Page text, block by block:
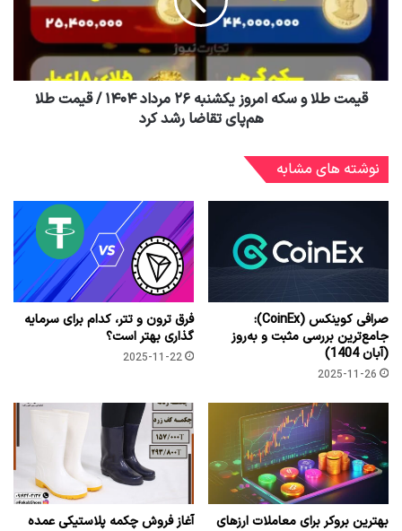
قیمت طلا و سکه امروز یکشنبه ۲۶ مرداد ۱۴۰۴ / قیمت طلا
هم‌پای تقاضا رشد کرد
نوشته های مشابه
صرافی کوینکس (CoinEx):
جامع‌ترین بررسی مثبت و به‌روز
(آبان 1404)
2025-11-26
فرق ترون و تتر، کدام برای سرمایه
گذاری بهتر است؟
2025-11-22
بهترین بروکر برای معاملات ارزهای
آغاز فروش چکمه پلاستیکی عمده